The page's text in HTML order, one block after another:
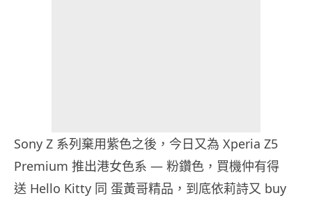
Sony Z 系列棄用紫色之後，今日又為 Xperia Z5
Premium 推出港女色系 — 粉鑽色，買機仲有得
送 Hello Kitty 同 蛋黃哥精品，到底依莉詩又 buy